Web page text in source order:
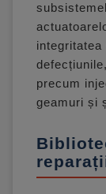
precum
geamuri și